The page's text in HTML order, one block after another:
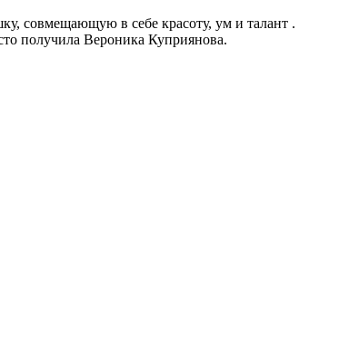
совмещающую в себе красоту, ум и талант .
получила Вероника Куприянова.